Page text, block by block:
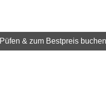
Püfen & zum Bestpreis buchen